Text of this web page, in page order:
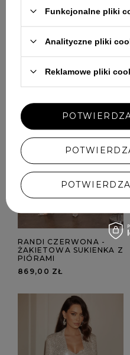
RANDI CZERWONA -
ŻAKIETOWA SUKIENKA Z
PIÓRAMI
869,00 ZŁ
Funkcjonalne pliki
Analityczne pliki
Reklamowe pliki